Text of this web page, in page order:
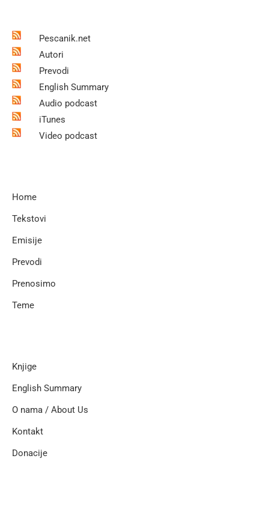
Pescanik.net
Autori
Prevodi
English Summary
Audio podcast
iTunes
Video podcast
Home
Tekstovi
Emisije
Prevodi
Prenosimo
Teme
Knjige
English Summary
O nama / About Us
Kontakt
Donacije